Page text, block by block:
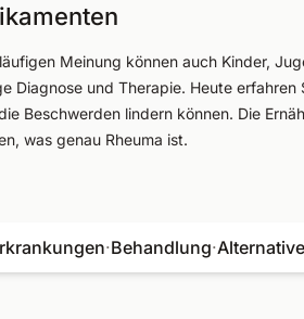
Meinung können auch Kinder,
Diagnose und Therapie. Heute erfahren
Beschwerden lindern können. Die
was genau Rheuma ist.
·Behandlung·